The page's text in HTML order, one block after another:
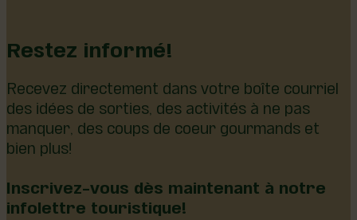
Restez informé!
Recevez directement dans votre boîte courriel
des idées de sorties, des activités à ne pas
manquer, des coups de coeur gourmands et
bien plus!
Inscrivez-vous dès maintenant à notre
infolettre touristique!